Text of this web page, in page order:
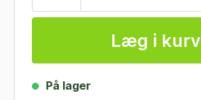
Læg i kurv
På lager